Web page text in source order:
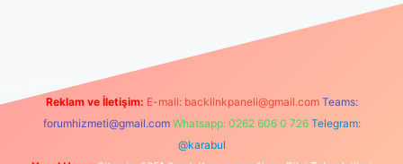
Reklam ve İletişim: E-mail: backlinkpaneli@gmail.com Teams:
forumhizmeti@gmail.com Whatsapp: 0262 606 0 726 Telegram:
@karabul